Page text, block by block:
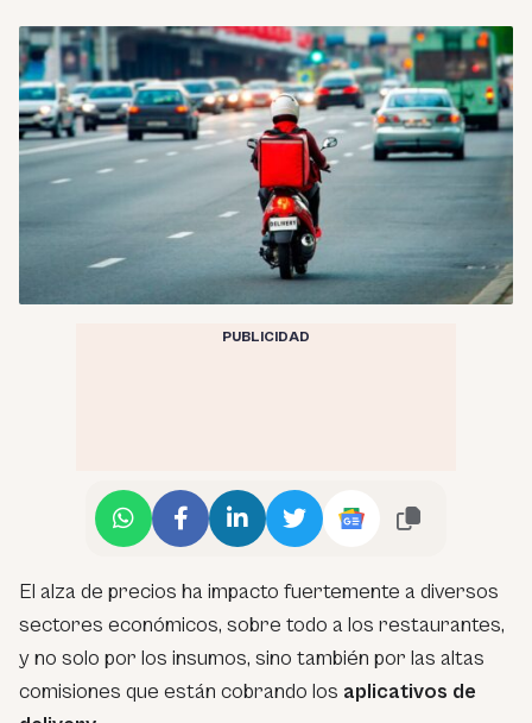
PUBLICIDAD
El alza de precios ha impacto fuertemente a diversos
sectores económicos, sobre todo a los restaurantes,
y no solo por los insumos, sino también por las altas
comisiones que están cobrando los aplicativos de